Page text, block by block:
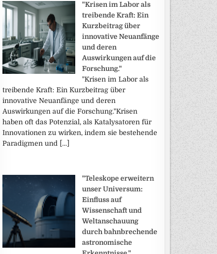
"Krisen im Labor als
treibende Kraft: Ein
Kurzbeitrag über
innovative Neuanfänge
und deren
Auswirkungen auf die
Forschung."
"Krisen im Labor als
treibende Kraft: Ein Kurzbeitrag über
innovative Neuanfänge und deren
Auswirkungen auf die Forschung."Krisen
haben oft das Potenzial, als Katalysatoren für
Innovationen zu wirken, indem sie bestehende
Paradigmen und […]
"Teleskope erweitern
unser Universum:
Einfluss auf
Wissenschaft und
Weltanschauung
durch bahnbrechende
astronomische